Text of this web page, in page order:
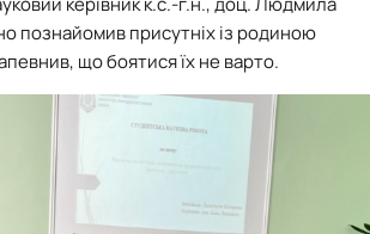
познайомив присутніх із родиною
що боятися їх не варто.